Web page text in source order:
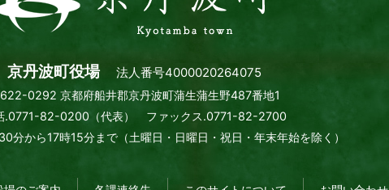
京丹波町役場 法人番号4000020264075
0292 京都府船井郡京丹波町蒲生蒲生野487番地1
.0771-82-0200（代表） ファックス.0771-82-2700
分から17時15分まで （土曜日・日曜日・祝日・年末年始を除く）